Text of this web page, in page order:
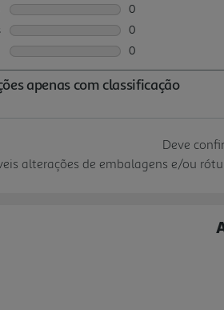
Deve
alterações de embalagens e/ou